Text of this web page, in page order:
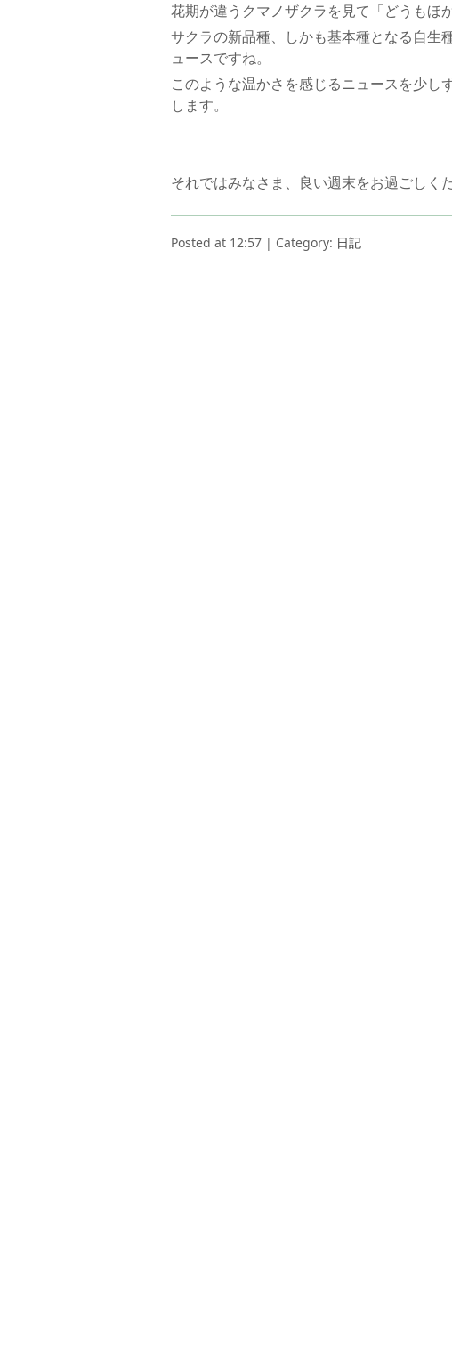
花期が違うクマノザクラを見て「どうもほ
サクラの新品種、しかも基本種となる自生
ュースですね。
このような温かさを感じるニュースを少
します。
それではみなさま、良い週末をお過ごしく
Posted at 12:57 | Category: 日記